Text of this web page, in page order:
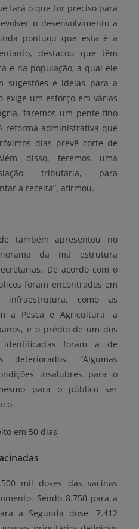
fará o que for preciso para
o desenvolvimento a
pontuou que esta é a
destacou que têm
e na população, a qual ele
sugestões e ideias para a
exige um esforço em várias
faremos um pente-fino
reforma administrativa que
dias prevê corte de
disso, teremos uma
tributária, para
a receita”, afirmou.
também apresentou no
da má estrutura
De acordo com o
foram encontrados em
infraestrutura, como as
a Pesca e Agricultura, a
e o prédio de um dos
identificadas foram a de
deteriorados. “Algumas
insalubres para o
para o público ser
em 50 dias
mil doses das vacinas
Sendo 8.750 para a
a Segunda dose. 7.412